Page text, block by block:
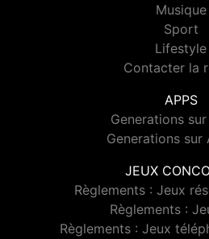
Musique
Sport
Lifestyle
Contacter la
APPS
Generations
Generations sur
JEUX
Règlements : Jeux
Règlements :
Règlements : Jeux